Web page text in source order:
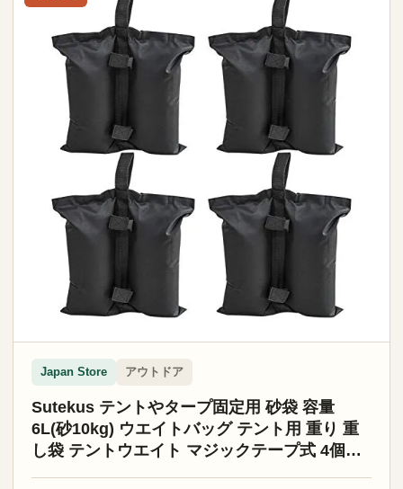
Japan Store アウトドア
Sutekus テントやタープ固定用 砂袋 容量
6L(砂10kg) ウエイトバッグ テント用 重り 重
し袋 テントウエイト マジックテープ式 4個入